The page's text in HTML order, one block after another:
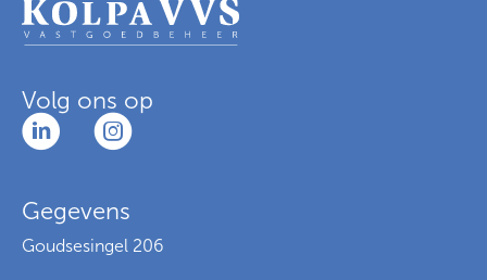
Volg ons op
Gegevens
Goudsesingel 206